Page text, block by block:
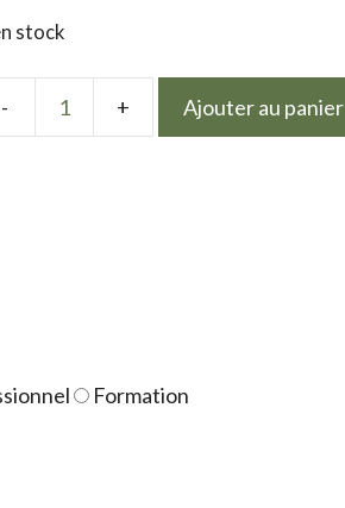
stock
Ajouter au panier
Formation